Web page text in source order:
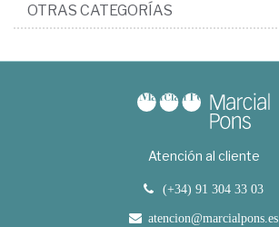
OTRAS CATEGORÍAS
Atención al cliente
(+34) 91 304 33 03
atencion@marcialpons.es